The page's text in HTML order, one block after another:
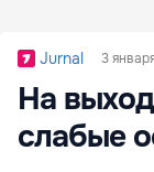
Jurnal 3
На
слабые